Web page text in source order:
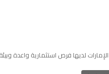
الإمارات لديها فرص استثمارية واعدة